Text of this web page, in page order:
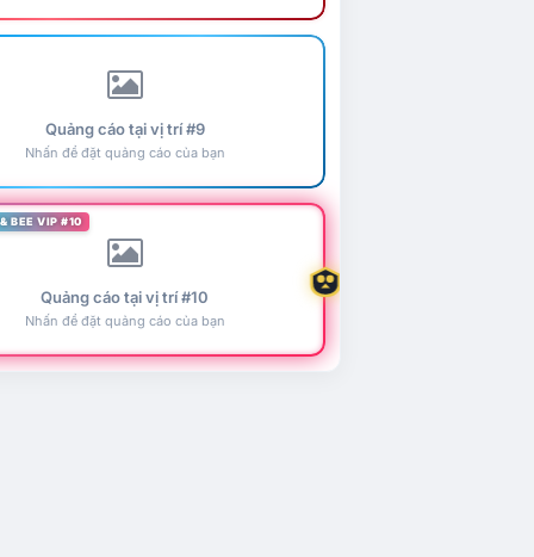
Quảng cáo tại vị trí #9
Nhấn để đặt quảng cáo của bạn
BEE VIP #10
Quảng cáo tại vị trí #10
Nhấn để đặt quảng cáo của bạn